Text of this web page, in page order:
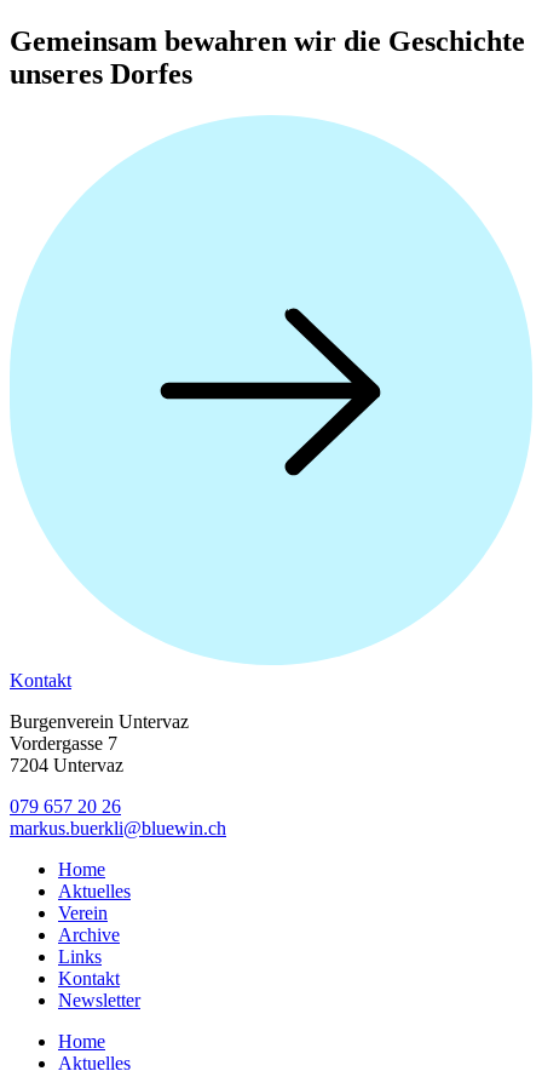
Gemeinsam bewahren wir die Geschichte
unseres Dorfes
Kontakt
Burgenverein Untervaz
Vordergasse 7
7204 Untervaz
079 657 20 26
markus.buerkli@bluewin.ch
Home
Aktuelles
Verein
Archive
Links
Kontakt
Newsletter
Home
Aktuelles